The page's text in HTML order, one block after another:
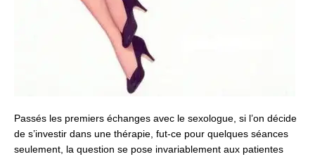
Passés les premiers échanges avec le sexologue, si l’on décide
de s’investir dans une thérapie, fut-ce pour quelques séances
seulement, la question se pose invariablement aux patientes